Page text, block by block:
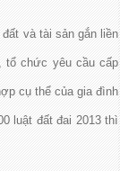
và tài sản gắn liền
tổ chức yêu cầu cấp
cụ thể của gia đình
luật đất đai 2013 thì